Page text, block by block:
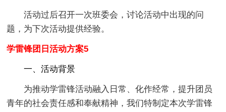
活动过后召开一次班委会，讨论活动中出现的问
题，为下次活动提供经验。
学雷锋团日活动方案5
一、活动背景
为推动学雷锋活动融入日常、化作经常，提升团员
青年的社会责任感和奉献精神，我们特制定本次学雷锋